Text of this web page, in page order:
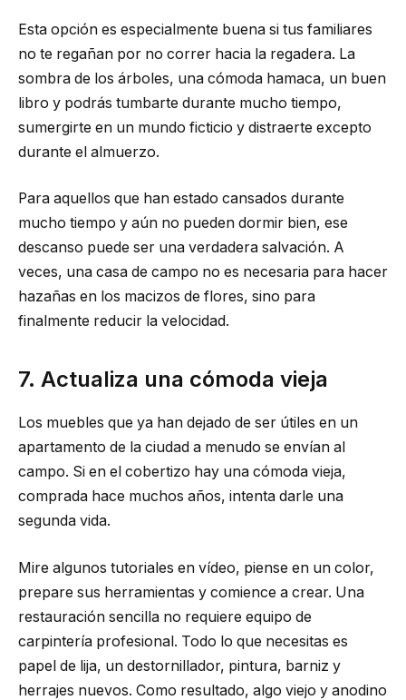
Esta opción es especialmente buena si tus familiares
no te regañan por no correr hacia la regadera. La
sombra de los árboles, una cómoda hamaca, un buen
libro y podrás tumbarte durante mucho tiempo,
sumergirte en un mundo ficticio y distraerte excepto
durante el almuerzo.
Para aquellos que han estado cansados ​​​​durante
mucho tiempo y aún no pueden dormir bien, ese
descanso puede ser una verdadera salvación. A
veces, una casa de campo no es necesaria para hacer
hazañas en los macizos de flores, sino para
finalmente reducir la velocidad.
7. Actualiza una cómoda vieja
Los muebles que ya han dejado de ser útiles en un
apartamento de la ciudad a menudo se envían al
campo. Si en el cobertizo hay una cómoda vieja,
comprada hace muchos años, intenta darle una
segunda vida.
Mire algunos tutoriales en vídeo, piense en un color,
prepare sus herramientas y comience a crear. Una
restauración sencilla no requiere equipo de
carpintería profesional. Todo lo que necesitas es
papel de lija, un destornillador, pintura, barniz y
herrajes nuevos. Como resultado, algo viejo y anodino